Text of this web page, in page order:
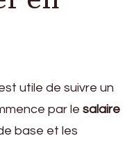
utile de suivre un
par le salaire
base et les